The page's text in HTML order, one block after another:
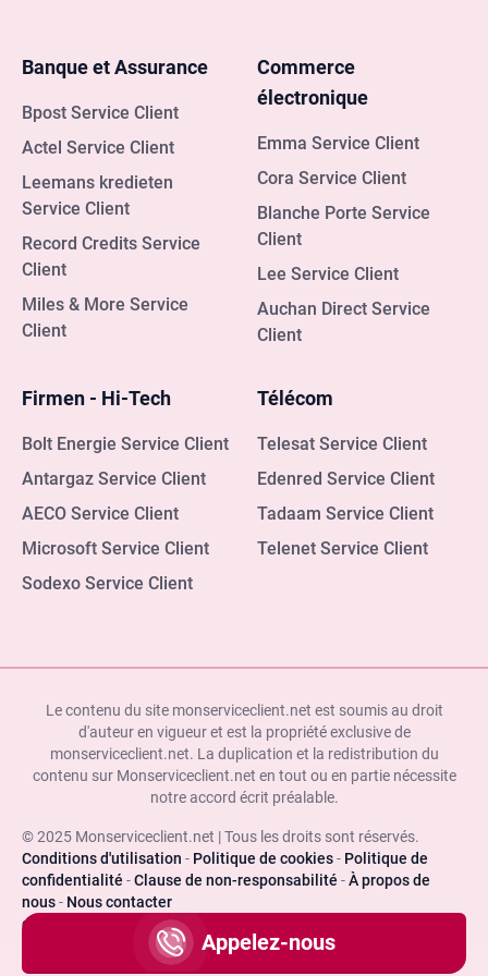
Appelez-nous
est personnalisé en fonction de la consommation
d'énergie et des besoins actuels du client.
Banque et Assurance
Bpost Service Client
Actel Service Client
Leemans kredieten
Service Client
Record Credits Service
Client
Miles & More Service
Client
Commerce
électronique
Emma Service Client
Cora Service Client
Blanche Porte Service
Client
Lee Service Client
Auchan Direct Service
Client
Firmen - Hi-Tech
Bolt Energie Service Client
Antargaz Service Client
AECO Service Client
Microsoft Service Client
Sodexo Service Client
Télécom
Telesat Service Client
Edenred Service Client
Tadaam Service Client
Telenet Service Client
Le contenu du site monserviceclient.net est soumis au droit
d'auteur en vigueur et est la propriété exclusive de
monserviceclient.net. La duplication et la redistribution du
contenu sur Monserviceclient.net en tout ou en partie nécessite
notre accord écrit préalable.
© 2025 Monserviceclient.net | Tous les droits sont réservés.
Conditions d'utilisation - Politique de cookies- Politique de
confidentialité -Clause de non-responsabilité -À propos de
nous- Nous contacter
deneme bonusu veren siteler